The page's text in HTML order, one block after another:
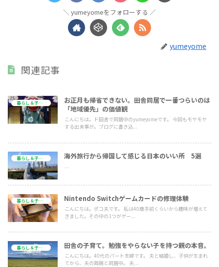
yumeyomeをフォローする
yumeyome
関連記事
暮らし＆子育て
お正月も帰省できない。田舎同居で一番つらいのは
「地域優先」の価値観
こんにちは。ド田舎で同居中のyumeyomeです。 今回もモヤモヤ
する出来事が。ブログに書き込...
暮らし＆子育て 海外旅行から帰国して感じる日本のいい所 5選
...
暮らし＆子育て Nintendo Switchゲームカードの修理体験
こんにちは。ポコ夫です。 私は40歳手前くらいから趣味が増えて
きました。その中の1つがゲー...
暮らし＆子育て 田舎の子育て。勉強をやらない子を持つ親の本音。
こんにちは。40代のパート主婦です。 夫と結婚し、子供が生まれ
てから、夫の両親と同居中。 夫...